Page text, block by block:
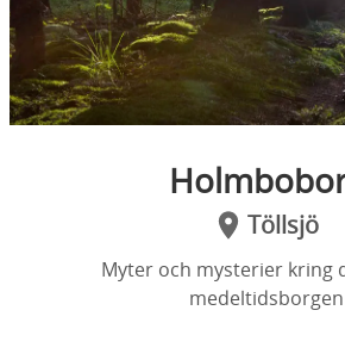
Töllsjö
Myter och mysterier kring
medeltidsborgen